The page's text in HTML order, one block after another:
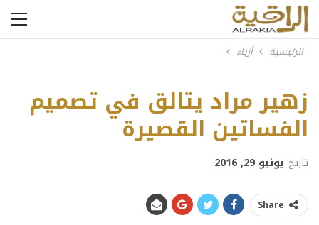
الرئيسية أزياء
زهير مراد يتالق في تصميم
الفساتين القصيرة
تاريخ يونيو 29, 2016
Share